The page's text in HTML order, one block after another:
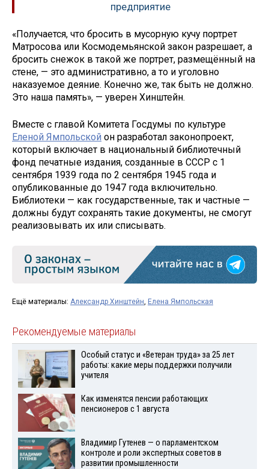
предприятие
«Получается, что бросить в мусорную кучу портрет
Матросова или Космодемьянской закон разрешает, а
бросить снежок в такой же портрет, размещённый на
стене, — это административно, а то и уголовно
наказуемое деяние. Конечно же, так быть не должно.
Это наша память», — уверен Хинштейн.
Вместе с главой Комитета Госдумы по культуре
Еленой Ямпольской он разработал законопроект,
который включает в национальный библиотечный
фонд печатные издания, созданные в СССР с 1
сентября 1939 года по 2 сентября 1945 года и
опубликованные до 1947 года включительно.
Библиотеки — как государственные, так и частные —
должны будут сохранять такие документы, не смогут
реализовывать их или списывать.
Ещё материалы: Александр Хинштейн, Елена Ямпольская
Рекомендуемые материалы
Особый статус и «Ветеран труда» за 25 лет
работы: какие меры поддержки получили
учителя
Как изменятся пенсии работающих
пенсионеров с 1 августа
Владимир Гутенев — о парламентском
контроле и роли экспертных советов в
развитии промышленности